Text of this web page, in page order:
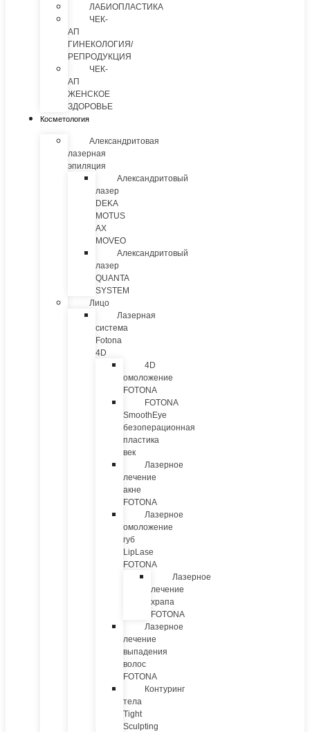
ЛАБИОПЛАСТИКА
ЧЕК-
АП
ГИНЕКОЛОГИЯ/
РЕПРОДУКЦИЯ
ЧЕК-
АП
ЖЕНСКОЕ
ЗДОРОВЬЕ
Косметология
Александритовая
лазерная
эпиляция
Александритовый
лазер
DEKA
MOTUS
AX
MOVEO
Александритовый
лазер
QUANTA
SYSTEM
Лицо
Лазерная
система
Fotona
4D
4D
омоложение
FOTONA
FOTONA
SmoothEye
безоперационная
пластика
век
Лазерное
лечение
акне
FOTONA
Лазерное
омоложение
губ
LipLase
FOTONA
Лазерное
лечение
храпа
FOTONA
Лазерное
лечение
выпадения
волос
FOTONA
Контуринг
тела
Tight
Sculpting